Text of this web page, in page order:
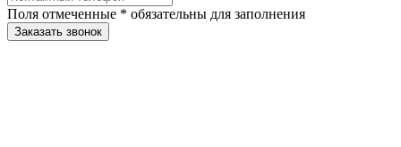
Поля отмеченные * обязательны для заполнения